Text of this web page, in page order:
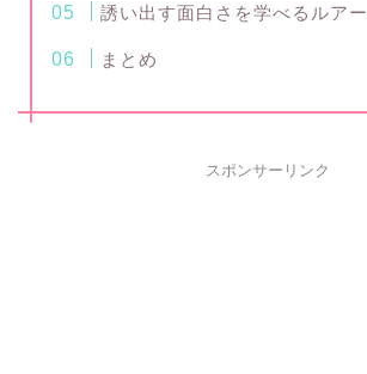
誘い出す面白さを学べるルアー
まとめ
スポンサーリンク